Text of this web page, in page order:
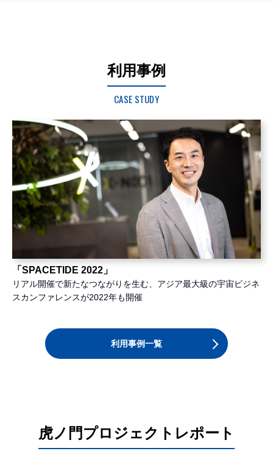
利用事例
CASE STUDY
「SPACETIDE 2022」
リアル開催で新たなつながりを生む、アジア最大級の宇宙ビジネ
スカンファレンスが2022年も開催
利用事例一覧
虎ノ門プロジェクトレポート